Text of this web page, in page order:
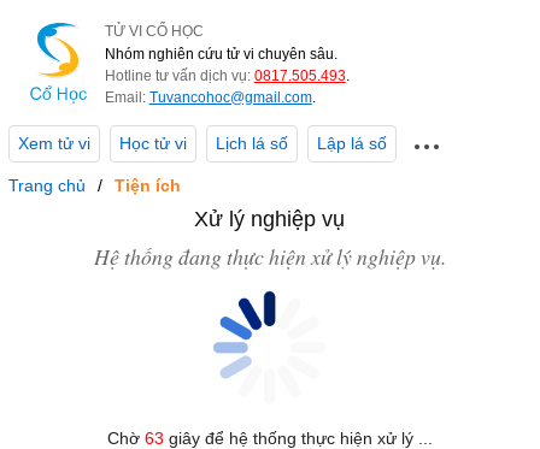
TỬ VI CỔ HỌC
Nhóm nghiên cứu tử vi chuyên sâu.
Hotline tư vấn dịch vụ: 0817.505.493.
Email: Tuvancohoc@gmail.com.
Xem tử vi Học tử vi Lịch lá số Lập lá số
Trang chủ Tiện ích
Xử lý nghiệp vụ
Hệ thống đang thực hiện xử lý nghiệp vụ.
Chờ 63 giây để hệ thống thực hiện xử lý ...